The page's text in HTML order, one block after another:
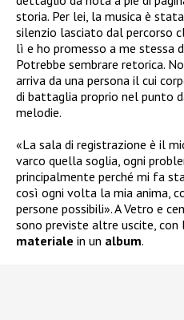
storia. Per lei, la musica è
silenzio lasciato dal percorso
lì e ho promesso a me stessa
Potrebbe sembrare retorica.
arriva da una persona il cui
di battaglia proprio nel punto
melodie.
«La sala di registrazione è il
varco quella soglia, ogni
principalmente perché mi fa
così ogni volta la mia anima,
persone possibili». A Vetro e
sono previste altre uscite, con
materiale in un album.